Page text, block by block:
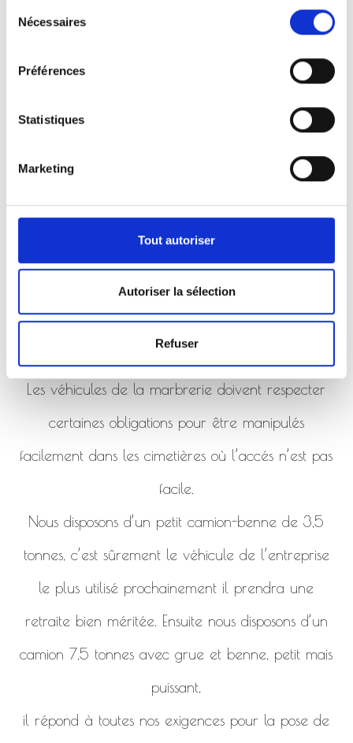
Nécessaires
Préférences
Statistiques
Marketing
Tout autoriser
Autoriser la sélection
Refuser
Pour répondre aux demandes de notre clientèle,
véhicules.
Que ça soit pour l’activité de pompes funèbres ou
Les véhicules de la marbrerie doivent respecter
certaines obligations pour être manipulés
facilement dans les cimetières où l’accés n’est pas
facile.
Nous disposons d’un petit camion-benne de 3,5
tonnes, c’est sûrement le véhicule de l’entreprise
le plus utilisé prochainement il prendra une
retraite bien méritée. Ensuite nous disposons d’un
camion 7,5 tonnes avec grue et benne, petit mais
puissant,
il répond à toutes nos exigences pour la pose de